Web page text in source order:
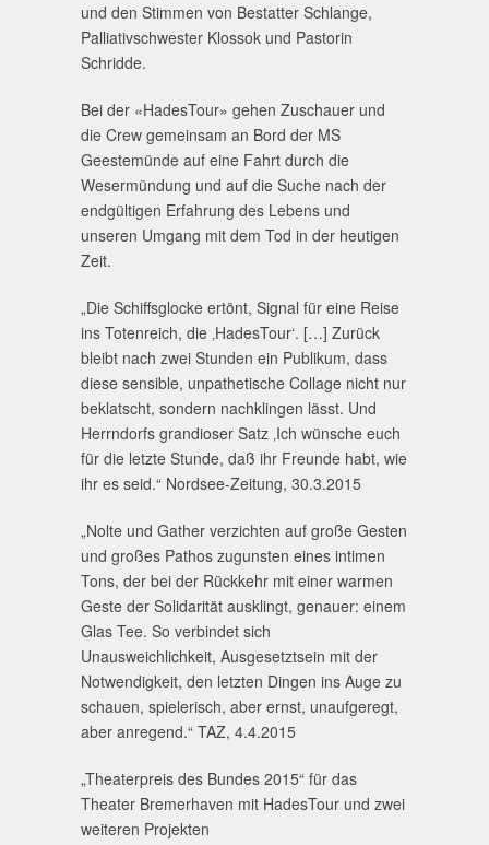
und den Stimmen von Bestatter Schlange,
Palliativschwester Klossok und Pastorin
Schridde.
Bei der «HadesTour» gehen Zuschauer und
die Crew gemeinsam an Bord der MS
Geestemünde auf eine Fahrt durch die
Wesermündung und auf die Suche nach der
endgültigen Erfahrung des Lebens und
unseren Umgang mit dem Tod in der heutigen
Zeit.
„Die Schiffsglocke ertönt, Signal für eine Reise
ins Totenreich, die ‚HadesTour‘. […] Zurück
bleibt nach zwei Stunden ein Publikum, dass
diese sensible, unpathetische Collage nicht nur
beklatscht, sondern nachklingen lässt. Und
Herrndorfs grandioser Satz ‚Ich wünsche euch
für die letzte Stunde, daß ihr Freunde habt, wie
ihr es seid.“ Nordsee-Zeitung, 30.3.2015
„Nolte und Gather verzichten auf große Gesten
und großes Pathos zugunsten eines intimen
Tons, der bei der Rückkehr mit einer warmen
Geste der Solidarität ausklingt, genauer: einem
Glas Tee. So verbindet sich
Unausweichlichkeit, Ausgesetztsein mit der
Notwendigkeit, den letzten Dingen ins Auge zu
schauen, spielerisch, aber ernst, unaufgeregt,
aber anregend.“ TAZ, 4.4.2015
„Theaterpreis des Bundes 2015“ für das
Theater Bremerhaven mit HadesTour und zwei
weiteren Projekten